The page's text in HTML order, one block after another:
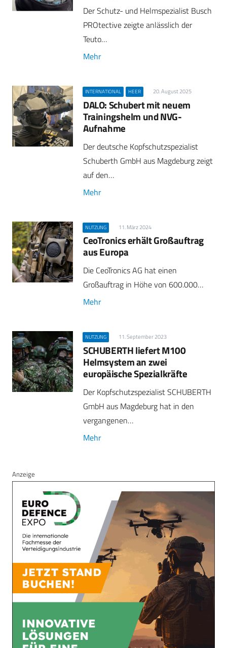
Der Schutz- und Helmspezialist Busch
PROtective zeigte anlässlich der
Teuto…
Mehr
INTERNATIONAL HEER 20. August 2025
DALO: Schubert mit neuem
Trainingshelm und NVG-
Aufnahme
Der deutsche Kopfschutzspezialist
Schuberth GmbH aus Magdeburg zeigt
auf den…
Mehr
NUTZUNG 11. März 2024
CeoTronics erhält Großauftrag
aus Europa
Die CeoTronics AG hat einen
Großauftrag in Höhe von 600.000…
Mehr
NUTZUNG 11. September 2023
SCHUBERTH liefert M100
Helmsystem an zwei
europäische Spezialkräfte
Der Kopfschutzspezialist SCHUBERTH
GmbH aus Magdeburg hat in den
vergangenen…
Mehr
Anzeige